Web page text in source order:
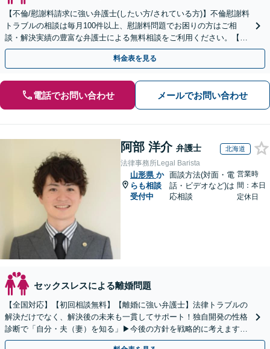
【不倫/慰謝料請求に強い弁護士(したい方/されている方)】不倫慰謝料
トラブルの相談は毎月100件以上、慰謝料問題でお困りの方はご相
談・解決実績の豊富な弁護士による無料相談をご利用ください。【不
倫相談は初回0円】【全国対応】
料金表を見る
電話でお問い合わせ メールでお問い合わせ
阿部 洋介 弁護士 北海道
法律事務所Legal Barista
山形県 か
らも相談
受付中
面談方法(対面・電
話・ビデオなど)は
応相談
営業時
間：本日
定休日
セックスレスによる離婚問題
【全国対応】【初回相談無料】【離婚に強い弁護士】法律トラブルの
解決だけでなく、解決後の未来も一貫してサポート！独自開発の性格
診断で「自分・夫（妻）を知る」▶︎今後の方針を戦略的に考えます！
【休日夜間／オンライン相談OK】